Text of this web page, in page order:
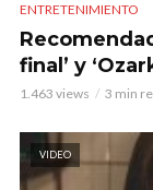
ENTRETENIMIENTO
final’ y
1.463 views 3 min
VIDEO